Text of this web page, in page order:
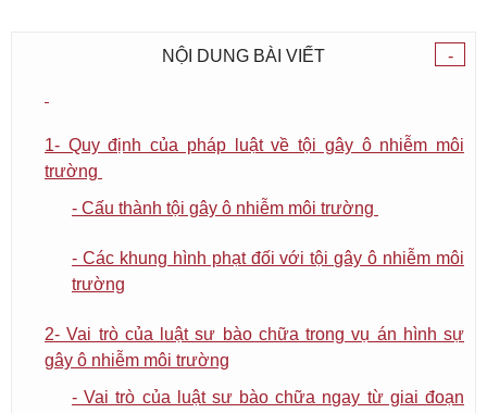
-
NỘI DUNG BÀI VIẾT
1- Quy định của pháp luật về tội gây ô nhiễm môi
trường
- Cấu thành tội gây ô nhiễm môi trường
- Các khung hình phạt đối với tội gây ô nhiễm môi
trường
2- Vai trò của luật sư bào chữa trong vụ án hình sự
gây ô nhiễm môi trường
- Vai trò của luật sư bào chữa ngay từ giai đoạn